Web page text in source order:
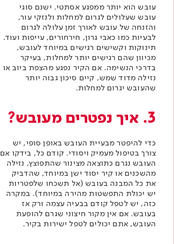
עובש הוא יותר ממפגע אסתטי. ישנם סוגי
עובש שעלולים לגרום למחלות ולנזקי עור,
והזנחה של עובש לאורך זמן עלולה לגרום
לבעיות כמו כאבי גרון, חירחורים, עייפות ועוד.
תינוקות וקשישים רגישים במיוחד לעובש,
מכיוון שהם רגישים יותר למחלות, בעיקר
בדרכי הנשימה. אם הקיר נפגע מהצפת ביוב או
נזילה מדוד שמש, קיים סיכון גבוה יותר
שהעובש יגרום למחלות.
3. איך נפטרים מעובש?
כדי להיפטר מבעיית העובש באופן סופי, יש
צורך בטיפול מעמיק ויסודי. קודם כל, בידקו אם
העובש נגרם כתוצאה מצינור שהתפוצץ, נזילה
מהשכנים או קיר יסוד ישן במיוחד, שהדביק
את כל המבנה בעובש (אל תשכחו שלפטריות
יש יכולת התפשטות מהירה במיוחד). במקרה
כזה, יש לטפל קודם בבעיה עצמה ורק אז
בעובש. אם אין מקור חיצוני שגרם להופעת
העובש, אתם יכולים לטפל ישירות בקיר.